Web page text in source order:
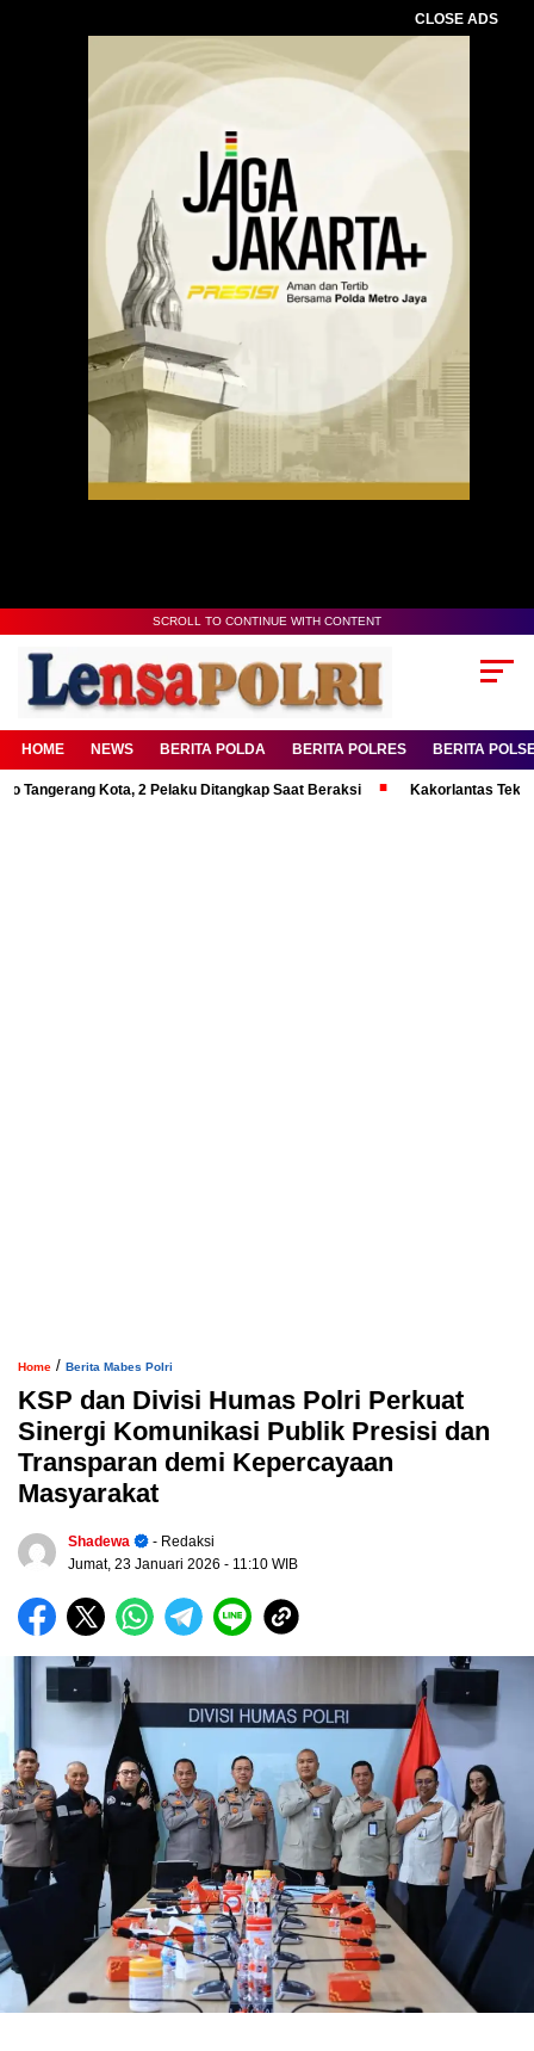
CLOSE ADS
SCROLL TO CONTINUE WITH CONTENT
HOME NEWS BERITA POLDA BERITA POLRES BERITA
Kota, 2 Pelaku Ditangkap Saat Beraksi Kakorlantas Tekankan
Home / Berita Mabes Polri
KSP dan Divisi Humas Polri Perkuat
Sinergi Komunikasi Publik Presisi dan
Transparan demi Kepercayaan
Masyarakat
Shadewa
- Redaksi
Jumat, 23 Januari 2026 - 11:10 WIB